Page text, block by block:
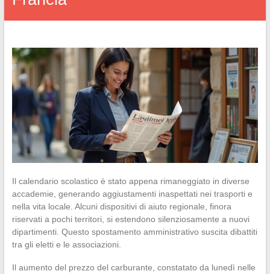
Il calendario scolastico è stato appena rimaneggiato in diverse
accademie, generando aggiustamenti inaspettati nei trasporti e
nella vita locale. Alcuni dispositivi di aiuto regionale, finora
riservati a pochi territori, si estendono silenziosamente a nuovi
dipartimenti. Questo spostamento amministrativo suscita dibattiti
tra gli eletti e le associazioni.
Il aumento del prezzo del carburante, constatato da lunedì nelle